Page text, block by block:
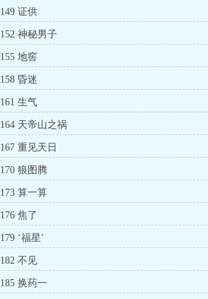
149 证供
152 神秘男子
155 地窖
158 昏迷
161 生气
164 天帝山之祸
167 重见天日
170 狼图腾
173 算一算
176 焦了
179 ‘福星’
182 不见
185 换药一